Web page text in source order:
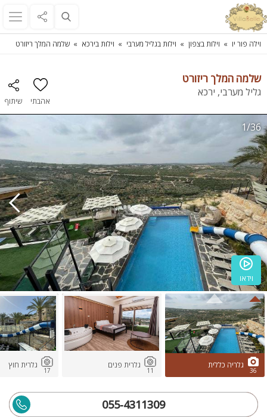
וילה פור יו וילות בצפון וילות בגליל מערבי וילות בירכא שלמה המלך ריזורט
שלמה המלך ריזורט
גליל מערבי, ירכא
אהבתי שיתוף
וידאו
1/36
36
גלריה כללית
11
גלרית פנים
17
גלרית חוץ
055-4311309